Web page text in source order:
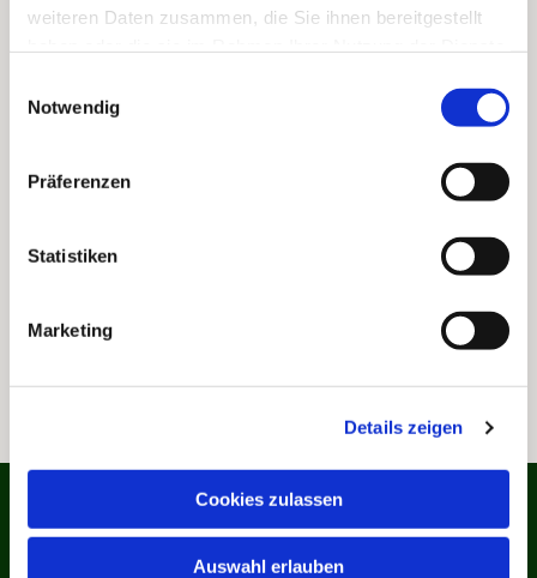
weiteren Daten zusammen, die Sie ihnen bereitgestellt
Notwendig
Präferenzen
Statistiken
Marketing
Details zeigen
Cookies zulassen
Auswahl erlauben